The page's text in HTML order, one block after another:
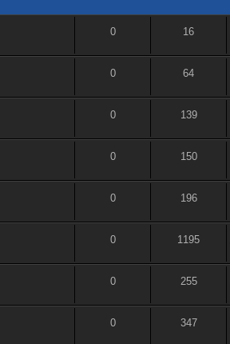
0 16
0 64
0 139
0 150
0 196
0 1195
0 255
0 347